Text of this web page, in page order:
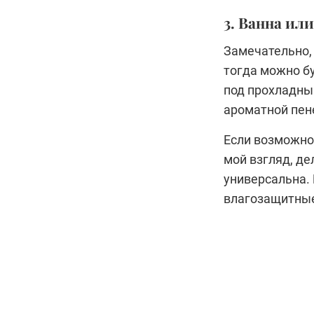
3. Ванна
Замечательно,
тогда можно
под
ароматной
Если
мой взгляд,